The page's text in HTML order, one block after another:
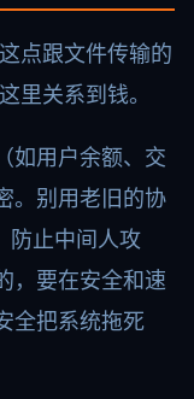
点跟文件传输的
里关系到钱。
如用户余额、交
。别用老旧的协
防止中间人攻
，要在安全和速
全把系统拖死